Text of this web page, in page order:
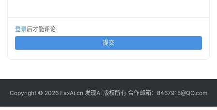
登录后才能评论
提交
Copyright © 2026 FaxAi.cn 发现AI 版权所有 合作邮箱：8467915@QQ.com